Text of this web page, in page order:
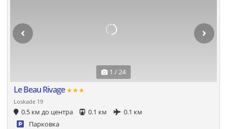
1 / 24
Le Beau Rivage★★★
Loskade 19
0.5 км до центра 0.1 км
0.1 км
Парковка